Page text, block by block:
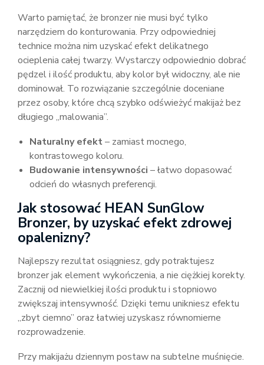
Warto pamiętać, że bronzer nie musi być tylko
narzędziem do konturowania. Przy odpowiedniej
technice można nim uzyskać efekt delikatnego
ocieplenia całej twarzy. Wystarczy odpowiednio dobrać
pędzel i ilość produktu, aby kolor był widoczny, ale nie
dominował. To rozwiązanie szczególnie doceniane
przez osoby, które chcą szybko odświeżyć makijaż bez
długiego „malowania”.
Naturalny efekt– zamiast mocnego,
kontrastowego koloru.
Budowanie intensywności – łatwo dopasować
odcień do własnych preferencji.
Jak stosować HEAN SunGlow
Bronzer, by uzyskać efekt zdrowej
opalenizny?
Najlepszy rezultat osiągniesz, gdy potraktujesz
bronzer jak element wykończenia, a nie ciężkiej korekty.
Zacznij od niewielkiej ilości produktu i stopniowo
zwiększaj intensywność. Dzięki temu unikniesz efektu
„zbyt ciemno” oraz łatwiej uzyskasz równomierne
rozprowadzenie.
Przy makijażu dziennym postaw na subtelne muśnięcie.